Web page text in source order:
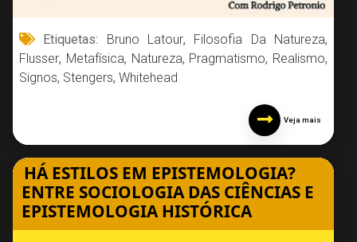
Etiquetas: Bruno Latour, Filosofia Da Natureza,
Flusser, Metafísica, Natureza, Pragmatismo, Realismo,
Signos, Stengers, Whitehead
Veja mais
HÁ ESTILOS EM EPISTEMOLOGIA?
ENTRE SOCIOLOGIA DAS CIÊNCIAS E
EPISTEMOLOGIA HISTÓRICA